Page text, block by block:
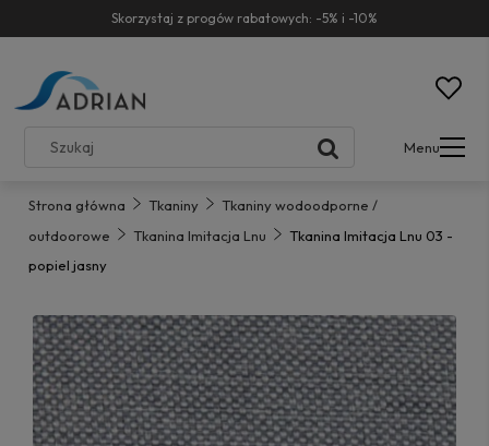
Skorzystaj z progów rabatowych: -5% i -10%
Menu
Strona główna Tkaniny
Tkaniny wodoodporne /
outdoorowe
Tkanina Imitacja Lnu
Tkanina Imitacja Lnu 03 -
popiel jasny